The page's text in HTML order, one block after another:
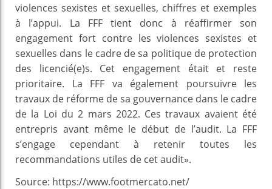
violences sexistes et sexuelles, chiffres et exemples
à l’appui. La FFF tient donc à réaffirmer son
engagement fort contre les violences sexistes et
sexuelles dans le cadre de sa politique de protection
des licencié(e)s. Cet engagement était et reste
prioritaire. La FFF va également poursuivre les
travaux de réforme de sa gouvernance dans le cadre
de la Loi du 2 mars 2022. Ces travaux avaient été
entrepris avant même le début de l’audit. La FFF
s’engage cependant à retenir toutes les
recommandations utiles de cet audit».
Source: https://www.footmercato.net/